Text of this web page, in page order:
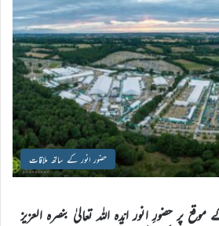
حضور انور کے ساتھ ملاقات
برطانیہ ۲۰۲۶ء کے موقع پر حضورِ انور ایّدہ الله تعالیٰ بنصرہ العزیز